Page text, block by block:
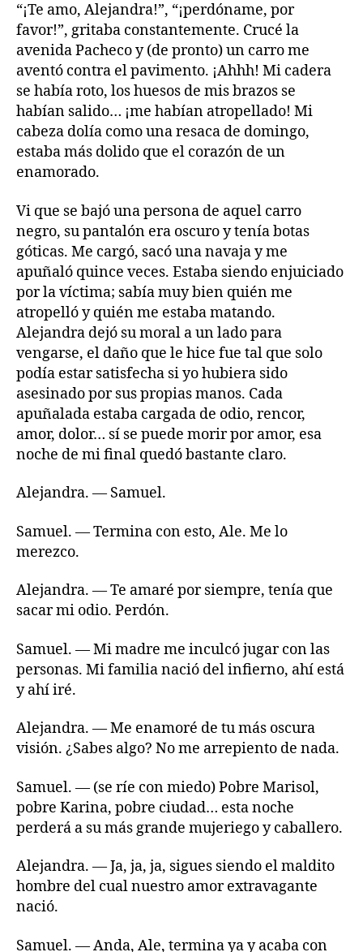
“¡Te amo, Alejandra!”, “¡perdóname, por
favor!”, gritaba constantemente. Crucé la
avenida Pacheco y (de pronto) un carro me
aventó contra el pavimento. ¡Ahhh! Mi cadera
se había roto, los huesos de mis brazos se
habían salido… ¡me habían atropellado! Mi
cabeza dolía como una resaca de domingo,
estaba más dolido que el corazón de un
enamorado.
Vi que se bajó una persona de aquel carro
negro, su pantalón era oscuro y tenía botas
góticas. Me cargó, sacó una navaja y me
apuñaló quince veces. Estaba siendo enjuiciado
por la víctima; sabía muy bien quién me
atropelló y quién me estaba matando.
Alejandra dejó su moral a un lado para
vengarse, el daño que le hice fue tal que solo
podía estar satisfecha si yo hubiera sido
asesinado por sus propias manos. Cada
apuñalada estaba cargada de odio, rencor,
amor, dolor… sí se puede morir por amor, esa
noche de mi final quedó bastante claro.
Alejandra. — Samuel.
Samuel. — Termina con esto, Ale. Me lo
merezco.
Alejandra. — Te amaré por siempre, tenía que
sacar mi odio. Perdón.
Samuel. — Mi madre me inculcó jugar con las
personas. Mi familia nació del infierno, ahí está
y ahí iré.
Alejandra. — Me enamoré de tu más oscura
visión. ¿Sabes algo? No me arrepiento de nada.
Samuel. — (se ríe con miedo) Pobre Marisol,
pobre Karina, pobre ciudad… esta noche
perderá a su más grande mujeriego y caballero.
Alejandra. — Ja, ja, ja, sigues siendo el maldito
hombre del cual nuestro amor extravagante
nació.
Samuel. — Anda, Ale, termina ya y acaba con